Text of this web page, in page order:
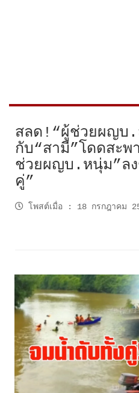
สลด!“ผู้ช่วยผญบ.
กับ“สามี”โดดสะพ
ช่วยผญบ.หนุ่ม”ลง
คู่”
โพสต์เมื่อ : 18 กรกฎาคม